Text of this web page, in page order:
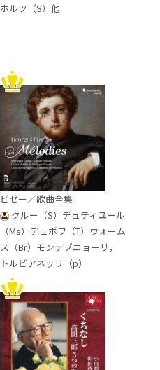
ホルツ（S）他
ビゼー／歌曲全集
クルー（S）デュティユール
（Ms）デュボワ（T）ウォーム
ス（Br）モンテブニョーリ，
トルビアネッリ（p）